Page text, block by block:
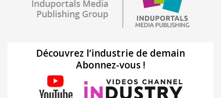
Découvrez l’industrie de demain
Abonnez-vous !